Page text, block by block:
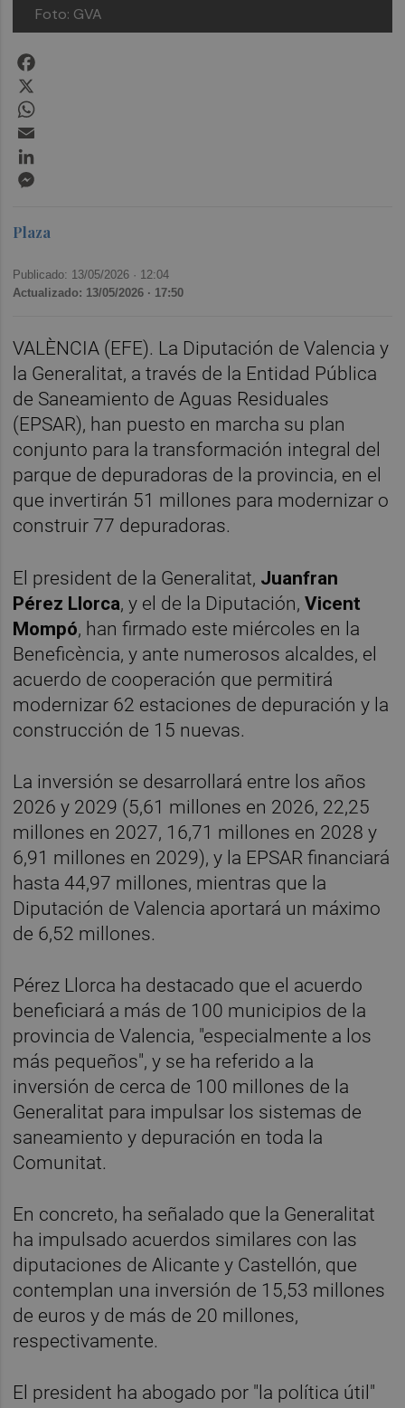
Foto: GVA
Plaza
Publicado: 13/05/2026 · 12:04
Actualizado: 13/05/2026 · 17:50
VALÈNCIA (EFE). La Diputación de Valencia y
la Generalitat, a través de la Entidad Pública
de Saneamiento de Aguas Residuales
(EPSAR), han puesto en marcha su plan
conjunto para la transformación integral del
parque de depuradoras de la provincia, en el
que invertirán 51 millones para modernizar o
construir 77 depuradoras.
El president de la Generalitat, Juanfran
Pérez Llorca, y el de la Diputación,Vicent
Mompó, han firmado este miércoles en la
Beneficència, y ante numerosos alcaldes, el
acuerdo de cooperación que permitirá
modernizar 62 estaciones de depuración y la
construcción de 15 nuevas.
La inversión se desarrollará entre los años
2026 y 2029 (5,61 millones en 2026, 22,25
millones en 2027, 16,71 millones en 2028 y
6,91 millones en 2029), y la EPSAR financiará
hasta 44,97 millones, mientras que la
Diputación de Valencia aportará un máximo
de 6,52 millones.
Pérez Llorca ha destacado que el acuerdo
beneficiará a más de 100 municipios de la
provincia de Valencia, "especialmente a los
más pequeños", y se ha referido a la
inversión de cerca de 100 millones de la
Generalitat para impulsar los sistemas de
saneamiento y depuración en toda la
Comunitat.
En concreto, ha señalado que la Generalitat
ha impulsado acuerdos similares con las
diputaciones de Alicante y Castellón, que
contemplan una inversión de 15,53 millones
de euros y de más de 20 millones,
respectivamente.
El president ha abogado por "la política útil"